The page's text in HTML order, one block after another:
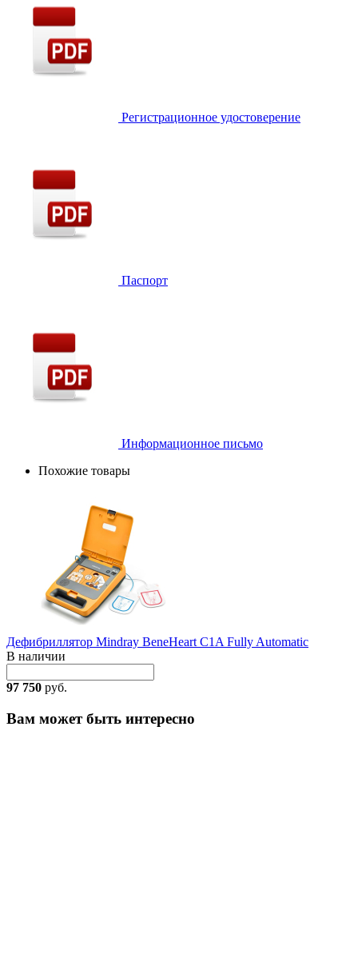
Регистрационное удостоверение
Паспорт
Информационное письмо
Похожие товары
Дефибриллятор Mindray BeneHeart C1A Fully Automatic
В наличии
97 750 руб.
Вам может быть интересно